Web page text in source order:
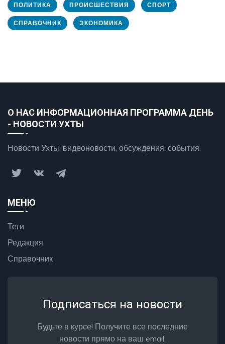
ПОЛИТИКА ПРОИСШЕСТВИЯ СПОРТ
СПРАВОЧНИК ЭКОНОМИКА
О НАС ИНФОРМАЦИОННАЯ ПРОГРАММА ДЕНЬ
- НОВОСТИ УХТЫ
Новости Ухты, видеоновости, обсуждения, события.
МЕНЮ
Теги
Редакция
Справочник
Подписаться на новости
Будьте в курсе! Получите все последние
новости прямо на ваш email.